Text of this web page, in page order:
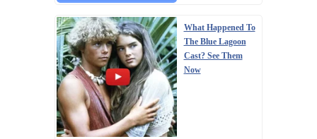
What Happened To
The Blue Lagoon
Cast? See Them
Now